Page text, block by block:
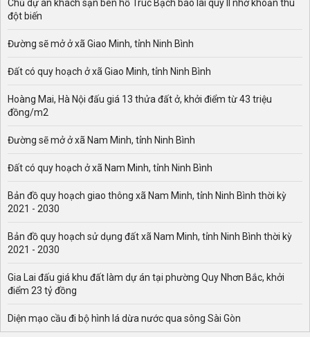
Chủ dự án khách sạn bên hồ Trúc Bạch báo lãi quý II nhờ khoản thu
đột biến
Đường sẽ mở ở xã Giao Minh, tỉnh Ninh Bình
Đất có quy hoạch ở xã Giao Minh, tỉnh Ninh Bình
Hoàng Mai, Hà Nội đấu giá 13 thửa đất ở, khởi điểm từ 43 triệu
đồng/m2
Đường sẽ mở ở xã Nam Minh, tỉnh Ninh Bình
Đất có quy hoạch ở xã Nam Minh, tỉnh Ninh Bình
Bản đồ quy hoạch giao thông xã Nam Minh, tỉnh Ninh Bình thời kỳ
2021 - 2030
Bản đồ quy hoạch sử dụng đất xã Nam Minh, tỉnh Ninh Bình thời kỳ
2021 - 2030
Gia Lai đấu giá khu đất làm dự án tại phường Quy Nhơn Bắc, khởi
điểm 23 tỷ đồng
Diện mạo cầu đi bộ hình lá dừa nước qua sông Sài Gòn